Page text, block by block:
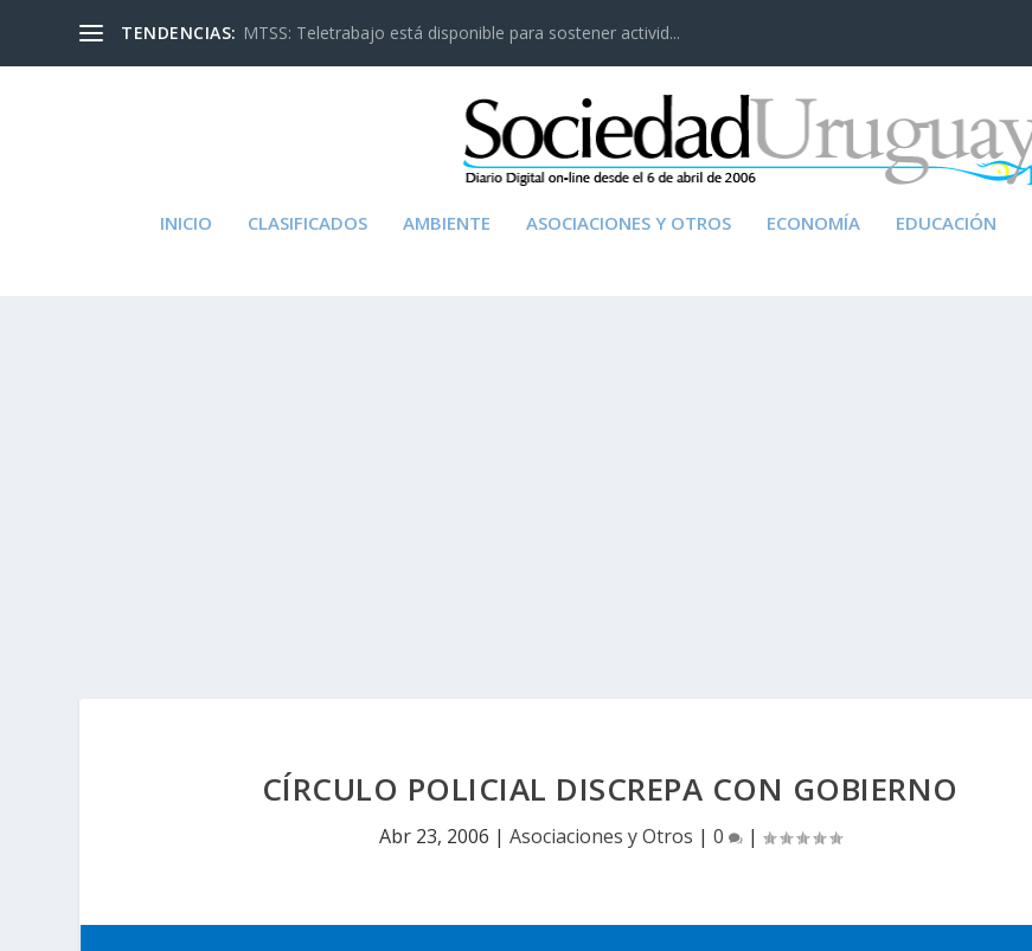
TENDENCIAS: MTSS: Teletrabajo está disponible para sostener activid...
INICIO CLASIFICADOS AMBIENTE ASOCIACIONES Y OTROS ECONOMÍA EDUCACIÓN
CÍRCULO POLICIAL DISCREPA CON GOBIERNO
Abr 23, 2006 | Asociaciones y Otros | 0 |